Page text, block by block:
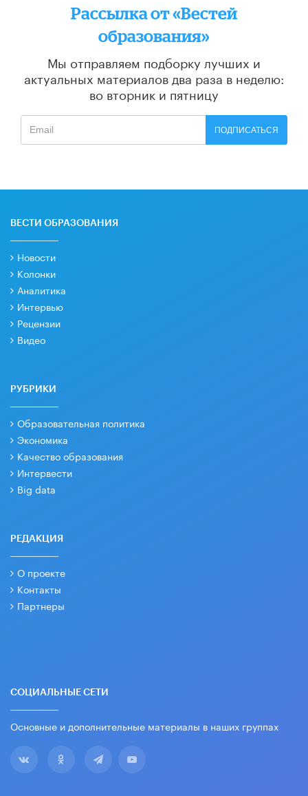
Рассылка от «Вестей
образования»
Мы отправляем подборку лучших и
актуальных материалов два раза в неделю:
во вторник и пятницу
ПОДПИСАТЬСЯ
ВЕСТИ ОБРАЗОВАНИЯ
Новости
Колонки
Аналитика
Интервью
Рецензии
Видео
РУБРИКИ
Образовательная политика
Экономика
Качество образования
Интервести
Big data
РЕДАКЦИЯ
О проекте
Контакты
Партнеры
СОЦИАЛЬНЫЕ СЕТИ
Основные и дополнительные материалы в наших группах